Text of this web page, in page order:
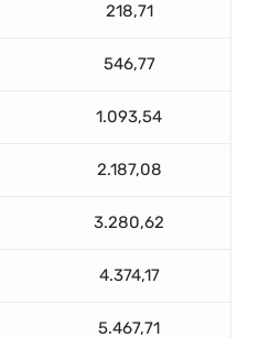
218,71
546,77
1.093,54
2.187,08
3.280,62
4.374,17
5.467,71